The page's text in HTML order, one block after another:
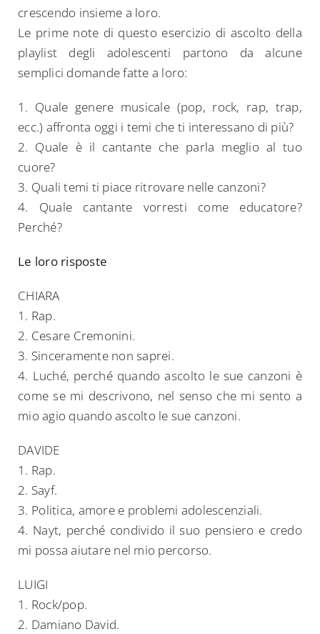
crescendo insieme a loro.
Le prime note di questo esercizio di ascolto della
playlist degli adolescenti partono da alcune
semplici domande fatte a loro:
1. Quale genere musicale (pop, rock, rap, trap,
ecc.) affronta oggi i temi che ti interessano di più?
2. Quale è il cantante che parla meglio al tuo
cuore?
3. Quali temi ti piace ritrovare nelle canzoni?
4. Quale cantante vorresti come educatore?
Perché?
Le loro risposte
CHIARA
1. Rap.
2. Cesare Cremonini.
3. Sinceramente non saprei.
4. Luché, perché quando ascolto le sue canzoni è
come se mi descrivono, nel senso che mi sento a
mio agio quando ascolto le sue canzoni.
DAVIDE
1. Rap.
2. Sayf.
3. ⁠Politica, amore e problemi adolescenziali.
4. ⁠Nayt, perché condivido il suo pensiero e credo
mi possa aiutare nel mio percorso.
LUIGI
1. Rock/pop.
2. Damiano David.